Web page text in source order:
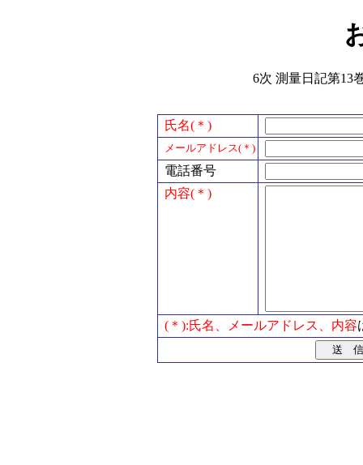
6次 測量日記第13
氏名(＊)
メールアドレス(＊)
電話番号
内容(＊)
(＊):氏名、メールアドレス、内容